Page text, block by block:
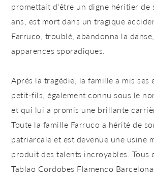
promettait d'être un digne héritier de
ans, est mort dans un tragique
Farruco, troublé, abandonna la
apparences sporadiques.
Après la tragédie, la famille a mis ses
petit-fils, également connu sous le
et qui lui a promis une brillante
Toute la famille Farruco a hérité de
patriarcale et est devenue une usine
produit des talents incroyables. Tous
Tablao Cordobes Flamenco